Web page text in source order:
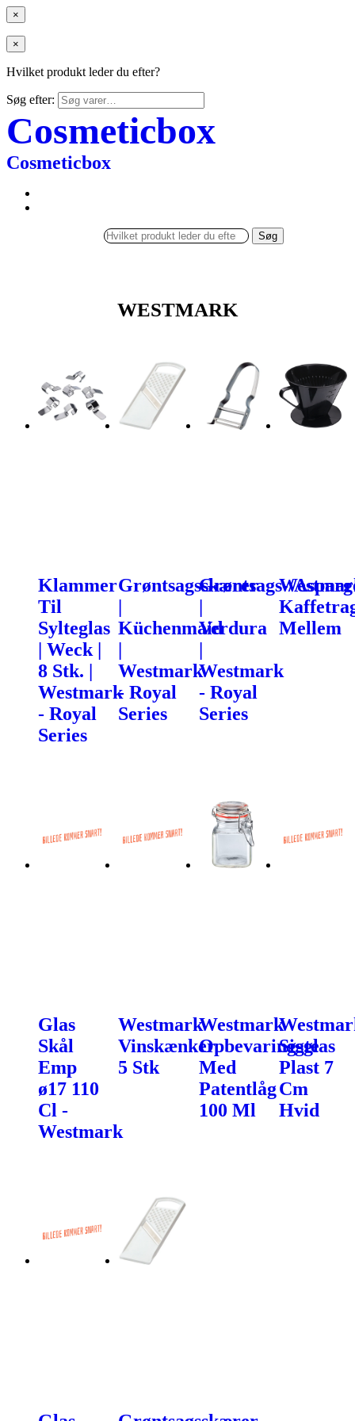
×
×
Hvilket produkt leder du efter?
Søg efter:
Cosmeticbox
Cosmeticbox
Søg
WESTMARK
Klammer
Til
Sylteglas
| Weck |
8 Stk. |
Westmark
- Royal
Series
Grøntsagsskærer
Küchenmaid
Westmark
- Royal
Series
Grøntsags-/
Verdura
Westmark
- Royal
Series
Mellem
Glas
Skål
Emp
ø17 110
Cl -
Westmark
Westmark
Vinskænker
5 Stk
Westmark
Opbevaringsglas
Med
Patentlåg
100 Ml
Sigte
Plast 7
Cm
Hvid